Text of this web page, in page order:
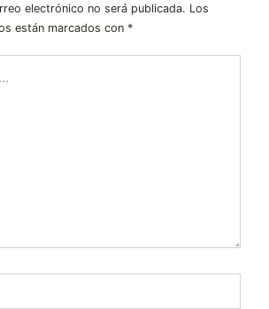
electrónico no será publicada. Los
están marcados con *